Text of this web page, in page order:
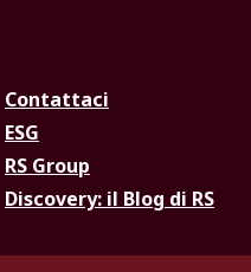
Contattaci
ESG
RS Group
Discovery: il Blog di RS